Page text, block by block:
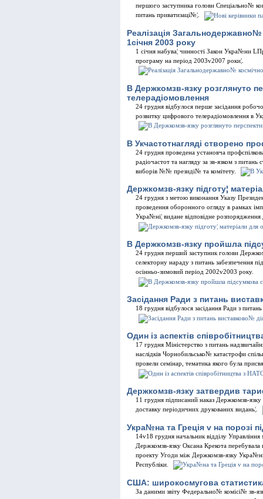
першого заступника голови Спецiально№
питань приватизацi№¦.
Реалiзацiя
1сiчня 2003 року
1 сiчня набува¦ чинностi Закон Укра№ни
програму на перiод 2003v2007 роки¦.
В Держкомзв-язку розглянуто
телерадiомовлення
24 грудня вiдбулося перше засiдання
розвитку цифрового телерадiомовлення в
В Укчастотнаглядi створено
24 грудня проведена установча
радiочастот та нагляду за зв-язком з
виборiв №№ президi№ та комiтету.
Держкомзв-язку пiдготу¦
24 грудня з метою виконання Указу
проведення оборонного огляду в рамках
Укра№нi¦ видане вiдповiдне розпорядження
В Держкомзв-язку пройшла
24 грудня перший заступник голови
селекторну нараду з питань забезпечення
осiнньо-зимовий перiод 2002v2003 року.
Засiдання Ради з питань
18 грудня вiдбулося засiдання Ради з
Один iз аспектiв
17 грудня Мiнiстерство з питань
наслiдкiв Чорнобильсько№ катастрофи
провели семiнар, тематика якого була
Держкомзв-язку затвердив
11 грудня пiдписаний наказ Держкомзв-
доставку перiодичних друкованих видань¦.
Укра№на та Грецiя v на порозi
14v18 грудня начальник вiддiлу
Держкомзв-язку Оксана Крекота
проекту Угоди мiж Держкомзв-язку
Республiки.
США: широкосмугова
За даними звiту Федерально№ комiсi№ зв-